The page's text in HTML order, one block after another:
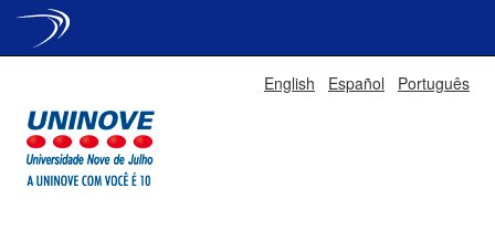
English Español Português